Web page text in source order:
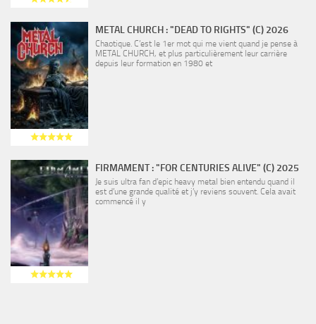
METAL CHURCH : "DEAD TO RIGHTS" (C) 2026
Chaotique. C’est le 1er mot qui me vient quand je pense à
METAL CHURCH, et plus particulièrement leur carrière
depuis leur formation en 1980 et
FIRMAMENT : "FOR CENTURIES ALIVE" (C) 2025
Je suis ultra fan d’epic heavy metal bien entendu quand il
est d’une grande qualité et j’y reviens souvent. Cela avait
commencé il y